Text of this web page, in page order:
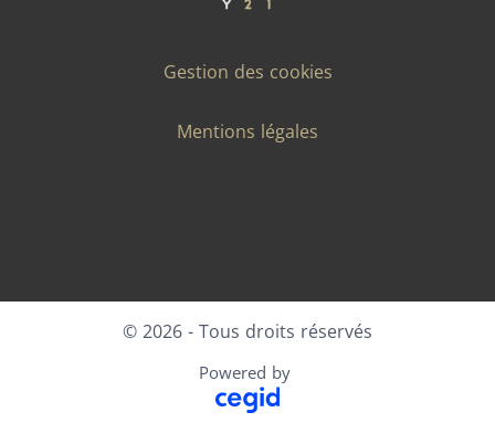
Gestion des cookies
Mentions légales
© 2026 - Tous droits réservés
Powered by